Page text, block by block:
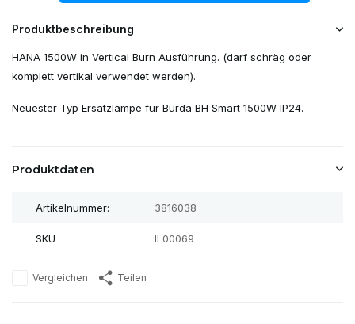
Produktbeschreibung
HANA 1500W in Vertical Burn Ausführung. (darf schräg oder
komplett vertikal verwendet werden).
Neuester Typ Ersatzlampe für Burda BH Smart 1500W IP24.
Produktdaten
Artikelnummer: 3816038
SKU IL00069
Vergleichen Teilen